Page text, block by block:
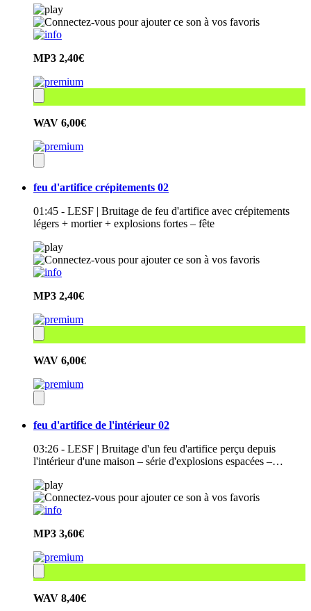
MP3 2,40€
WAV 6,00€
feu d'artifice crépitements 02
01:45 - LESF | Bruitage de feu d'artifice avec crépitements
légers + mortier + explosions fortes – fête
MP3 2,40€
WAV 6,00€
feu d'artifice de l'intérieur 02
03:26 - LESF | Bruitage d'un feu d'artifice perçu depuis
l'intérieur d'une maison – série d'explosions espacées –…
MP3 3,60€
WAV 8,40€